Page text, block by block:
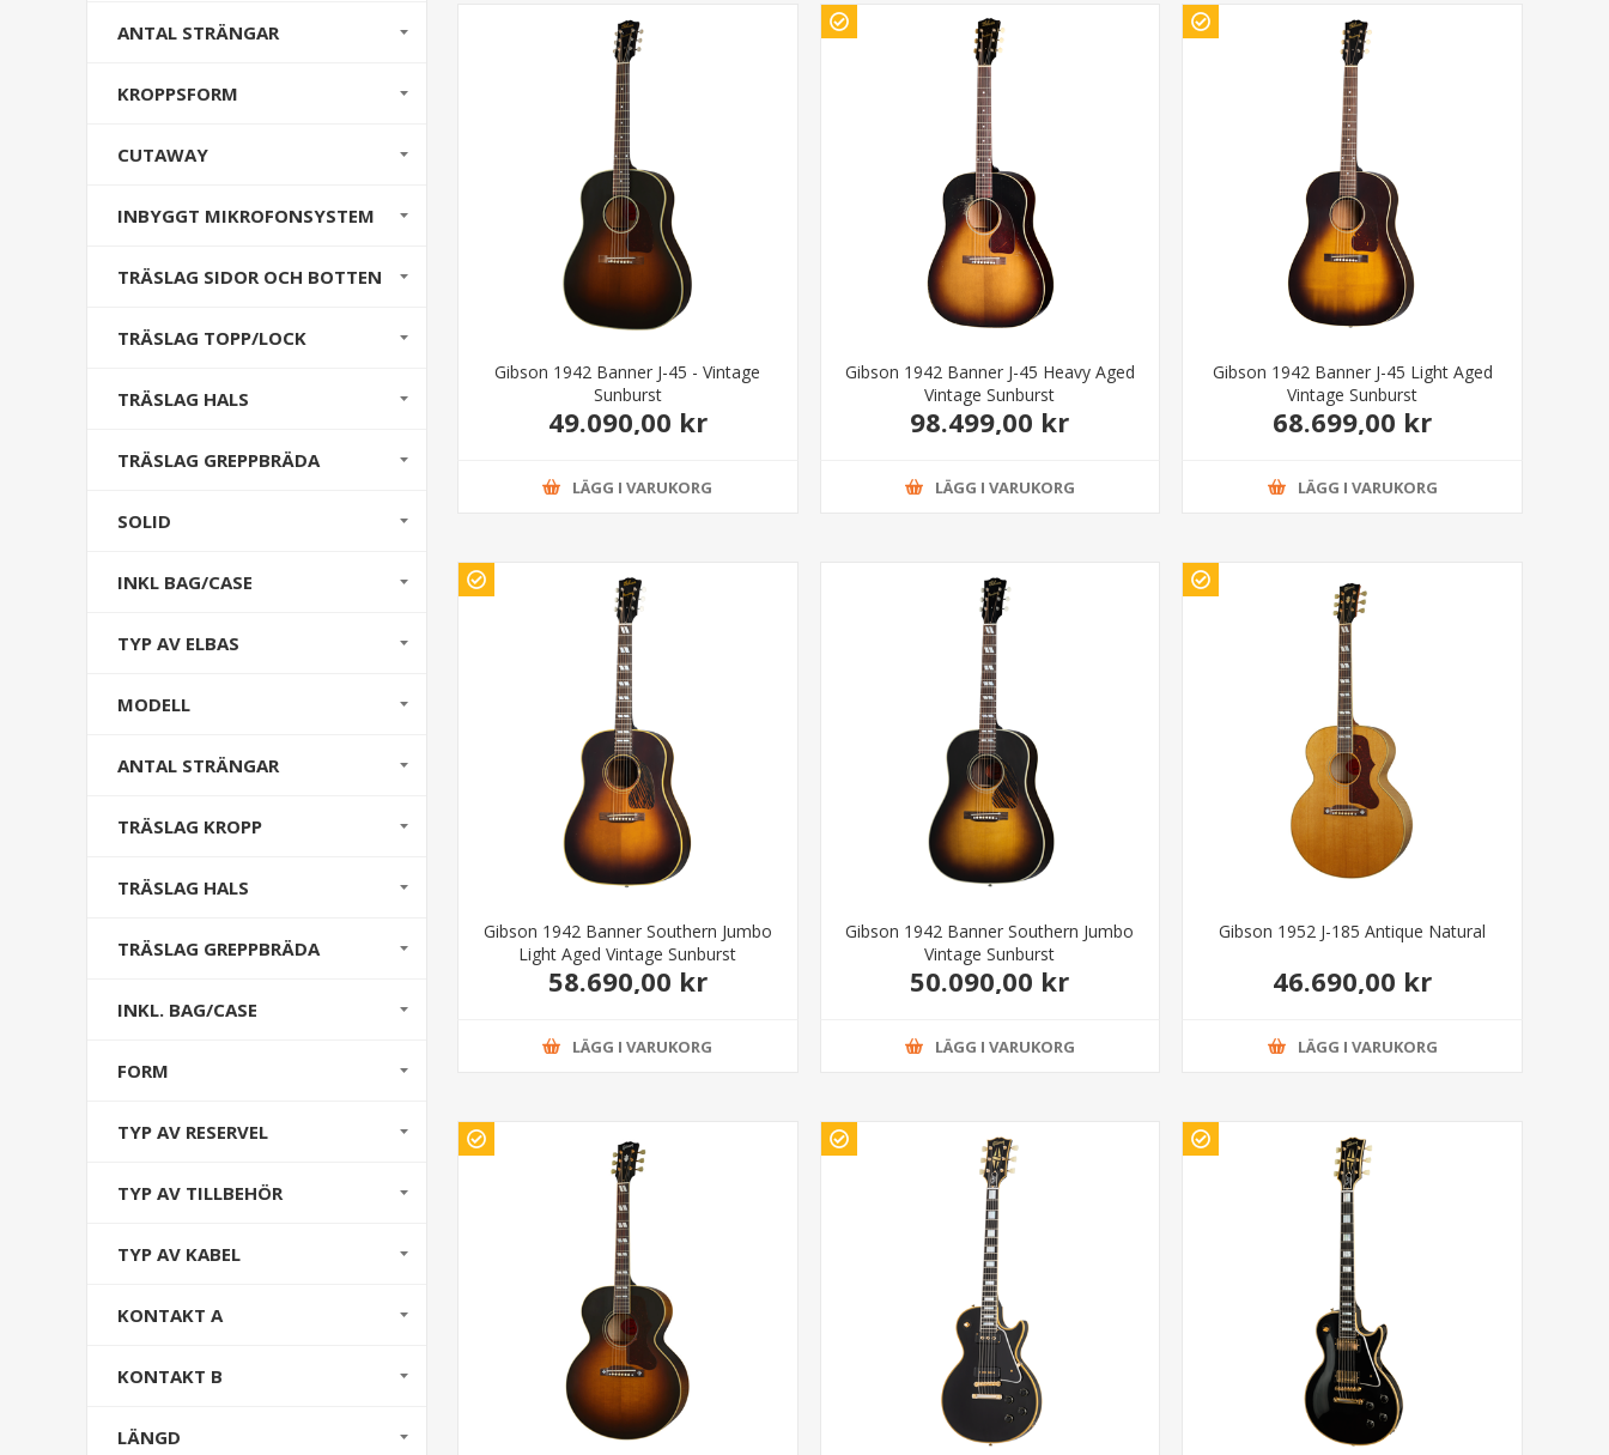
Gibson 1942 Banner J-45 - Vintage
Sunburst
49.090,00 kr
LÄGG I VARUKORG
Gibson 1942 Banner J-45 Heavy Aged
Vintage Sunburst
98.499,00 kr
LÄGG I VARUKORG
Gibson 1942 Banner J-45 Light Aged
Vintage Sunburst
68.699,00 kr
LÄGG I VARUKORG
Gibson 1942 Banner Southern Jumbo
Light Aged Vintage Sunburst
58.690,00 kr
LÄGG I VARUKORG
Gibson 1942 Banner Southern Jumbo
Vintage Sunburst
50.090,00 kr
LÄGG I VARUKORG
Gibson 1952 J-185 Antique Natural
46.690,00 kr
LÄGG I VARUKORG
ANTAL STRÄNGAR
KROPPSFORM
CUTAWAY
INBYGGT MIKROFONSYSTEM
TRÄSLAG SIDOR OCH BOTTEN
TRÄSLAG TOPP/LOCK
TRÄSLAG HALS
TRÄSLAG GREPPBRÄDA
SOLID
INKL BAG/CASE
TYP AV ELBAS
MODELL
ANTAL STRÄNGAR
TRÄSLAG KROPP
TRÄSLAG HALS
TRÄSLAG GREPPBRÄDA
INKL. BAG/CASE
FORM
TYP AV RESERVEL
TYP AV TILLBEHÖR
TYP AV KABEL
KONTAKT A
KONTAKT B
LÄNGD